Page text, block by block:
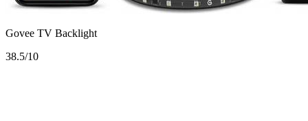
Govee TV Backlight
38.5/10